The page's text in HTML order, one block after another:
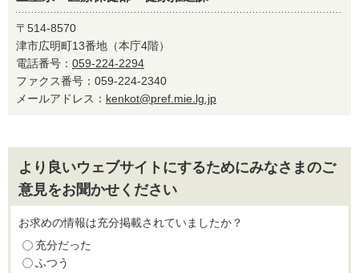
〒514-8570
津市広明町13番地（本庁4階）
電話番号： 059-224-2294
ファクス番号：059-224-2340
メールアドレス： kenkot@pref.mie.lg.jp
より良いウェブサイトにするためにみなさまのご
意見をお聞かせください
お求めの情報は充分掲載されていましたか？
充分だった
ふつう